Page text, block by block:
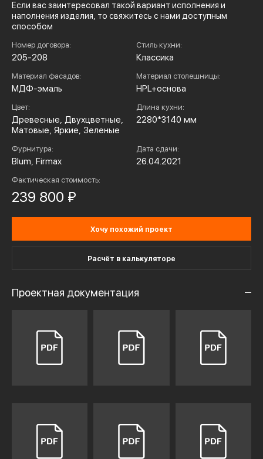
Если вас заинтересовал такой вариант исполнения и
наполнения изделия, то свяжитесь с нами доступным
способом
Номер договора:
205-208
Стиль кухни:
Классика
Материал фасадов:
МДФ-эмаль
Материал столешницы:
HPL+основа
Цвет:
Древесные, Двухцветные,
Матовые, Яркие, Зеленые
Длина кухни:
2280*3140 мм
Фурнитура:
Blum, Firmax
Дата сдачи:
26.04.2021
Фактическая стоимость:
239 800 ₽
Хочу похожий проект
Расчёт в калькуляторе
Проектная документация